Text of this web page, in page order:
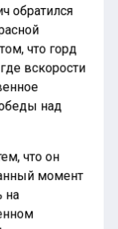
обратился
что горд
вскорости
над
что он
момент
на